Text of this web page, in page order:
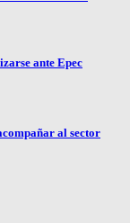
ante Epec
al sector